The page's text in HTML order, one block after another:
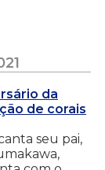
da
de corais
seu pai,